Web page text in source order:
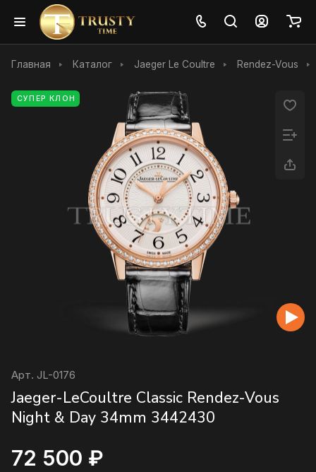
Главная Каталог Jaeger Le Coultre Rendez-Vous
СУПЕР КЛОН
Арт. JL-0176
Jaeger-LeCoultre Classic Rendez-Vous
Night & Day 34mm 3442430
72 500 ₽